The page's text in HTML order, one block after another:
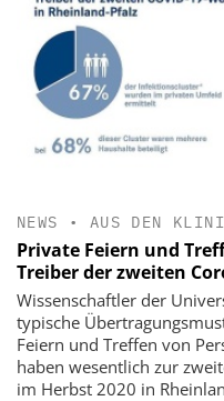
NEWS • AUS DEN
Private Feiern und
Treiber der zweiten
Wissenschaftler der
typische
Feiern und Treffen von
haben wesentlich zur
im Herbst 2020 in